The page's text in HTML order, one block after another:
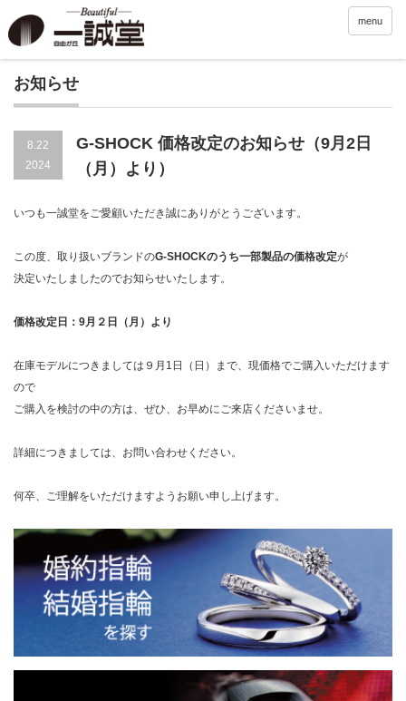
menu
お知らせ
8.22
2024
G-SHOCK 価格改定のお知らせ（9月2日
（月）より）
いつも一誠堂をご愛顧いただき誠にありがとうございます。
この度、取り扱いブランドのG-SHOCKのうち一部製品の価格改定が
決定いたしましたのでお知らせいたします。
価格改定日：9月２日（月）より
在庫モデルにつきましては９月1日（日）まで、現価格でご購入いただけます
ので
ご購入を検討の中の方は、ぜひ、お早めにご来店くださいませ。
詳細につきましては、お問い合わせください。
何卒、ご理解をいただけますようお願い申し上げます。